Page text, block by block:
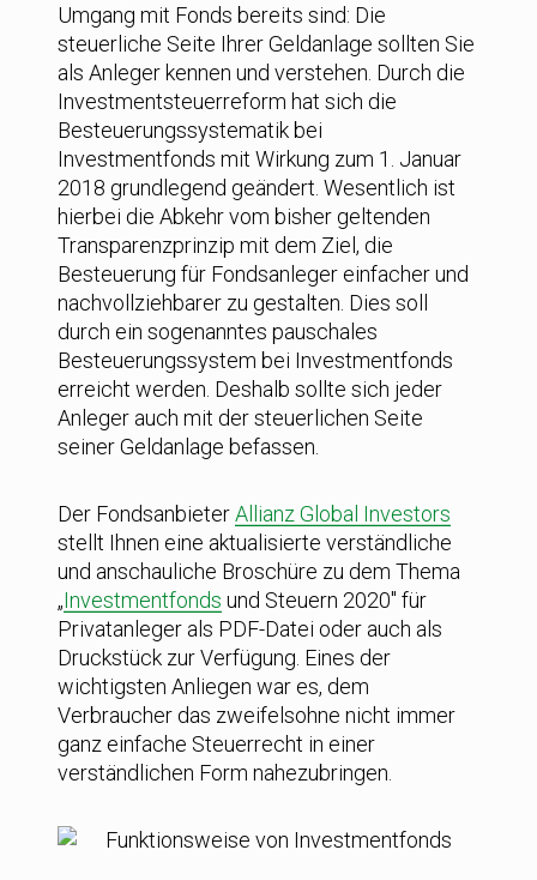
Umgang mit Fonds bereits sind: Die
steuerliche Seite Ihrer Geldanlage sollten Sie
als Anleger kennen und verstehen. Durch die
Investmentsteuerreform hat sich die
Besteuerungssystematik bei
Investmentfonds mit Wirkung zum 1. Januar
2018 grundlegend geändert. Wesentlich ist
hierbei die Abkehr vom bisher geltenden
Transparenzprinzip mit dem Ziel, die
Besteuerung für Fondsanleger einfacher und
nachvollziehbarer zu gestalten. Dies soll
durch ein sogenanntes pauschales
Besteuerungssystem bei Investmentfonds
erreicht werden. Deshalb sollte sich jeder
Anleger auch mit der steuerlichen Seite
seiner Geldanlage befassen.
Der FondsanbieterAllianz Global Investors
stellt Ihnen eine aktualisierte verständliche
und anschauliche Broschüre zu dem Thema
„Investmentfonds und Steuern 2020″ für
Privatanleger als PDF-Datei oder auch als
Druckstück zur Verfügung. Eines der
wichtigsten Anliegen war es, dem
Verbraucher das zweifelsohne nicht immer
ganz einfache Steuerrecht in einer
verständlichen Form nahezubringen.